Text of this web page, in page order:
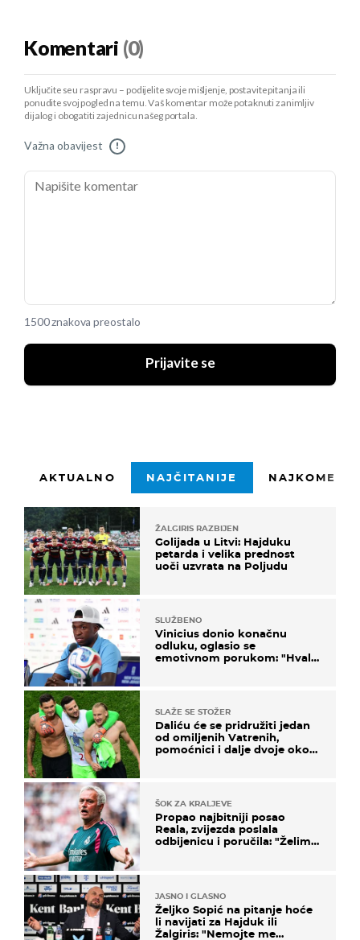
Komentari (0)
Uključite se u raspravu – podijelite svoje mišljenje, postavite pitanja ili
ponudite svoj pogled na temu. Vaš komentar može potaknuti zanimljiv
dijalog i obogatiti zajednicu našeg portala.
Važna obavijest !
1500 znakova preostalo
Prijavite se
AKTUALNO NAJČITANIJE
ŽALGIRIS RAZBIJEN
Golijada u Litvi: Hajduku
petarda i velika prednost
uoči uzvrata na Poljudu
SLUŽBENO
Vinicius donio konačnu
odluku, oglasio se
emotivnom porukom: "Hvala
SLAŽE SE STOŽER
Daliću će se pridružiti jedan
od omiljenih Vatrenih,
pomoćnici i dalje dvoje oko
ŠOK ZA KRALJEVE
Propao najbitniji posao
Reala, zvijezda poslala
odbijenicu i poručila: "Želim
JASNO I GLASNO
Željko Sopić na pitanje hoće
li navijati za Hajduk ili
Žalgiris: "Nemojte me